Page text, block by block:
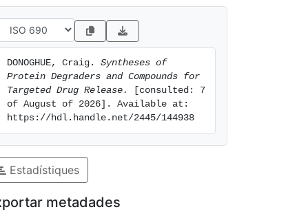
DONOGHUE, Craig. Syntheses of
Protein Degraders and Compounds for
Targeted Drug Release.
[consulted: 7
of August of 2026]. Available at:
https://hdl.handle.net/2445/144938
Estadístiques
metadades